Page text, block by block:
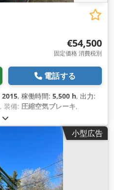
€54,500
固定価格 消費税別
電話する
2015, 稼働時間: 5,500 h, 出力:
, 装備: 圧縮空気ブレーキ,
小型広告